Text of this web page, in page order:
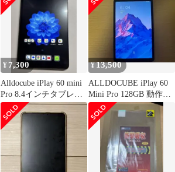
¥ 7,300
Alldocube iPlay 60 mini
Pro 8.4インチタブレッ
ト
¥13,500
ALLDOCUBE iPlay 60
Mini Pro 128GB 動作確
認済